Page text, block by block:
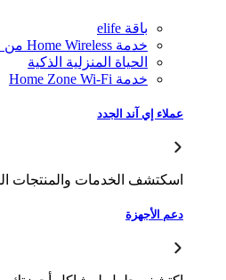
الحياة المنزلية الذكية
إي آند الجدد
الخدمات والمنتجات المتاحة لك
الأجهزة